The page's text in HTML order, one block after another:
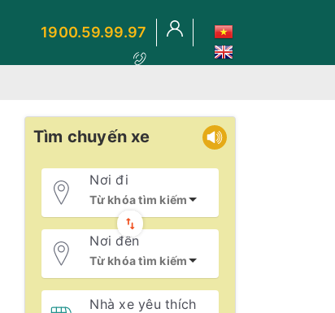
1900.59.99.97
Tìm chuyến xe
Nơi đi
Nơi đến
Nhà xe yêu thích